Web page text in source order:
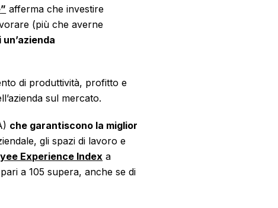
” afferma che investire
(più che averne
di produttività, profitto e
sul mercato.
che garantiscono la miglior
gli spazi di lavoro e
Experience Index a
a 105 supera, anche se di